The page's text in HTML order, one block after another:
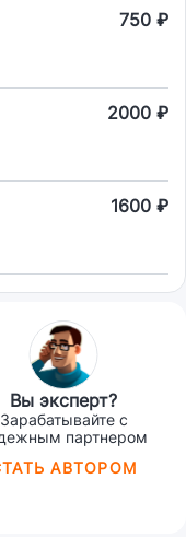
750 ₽
2000 ₽
1600 ₽
Вы эксперт?
Зарабатывайте с
партнером
АВТОРОМ